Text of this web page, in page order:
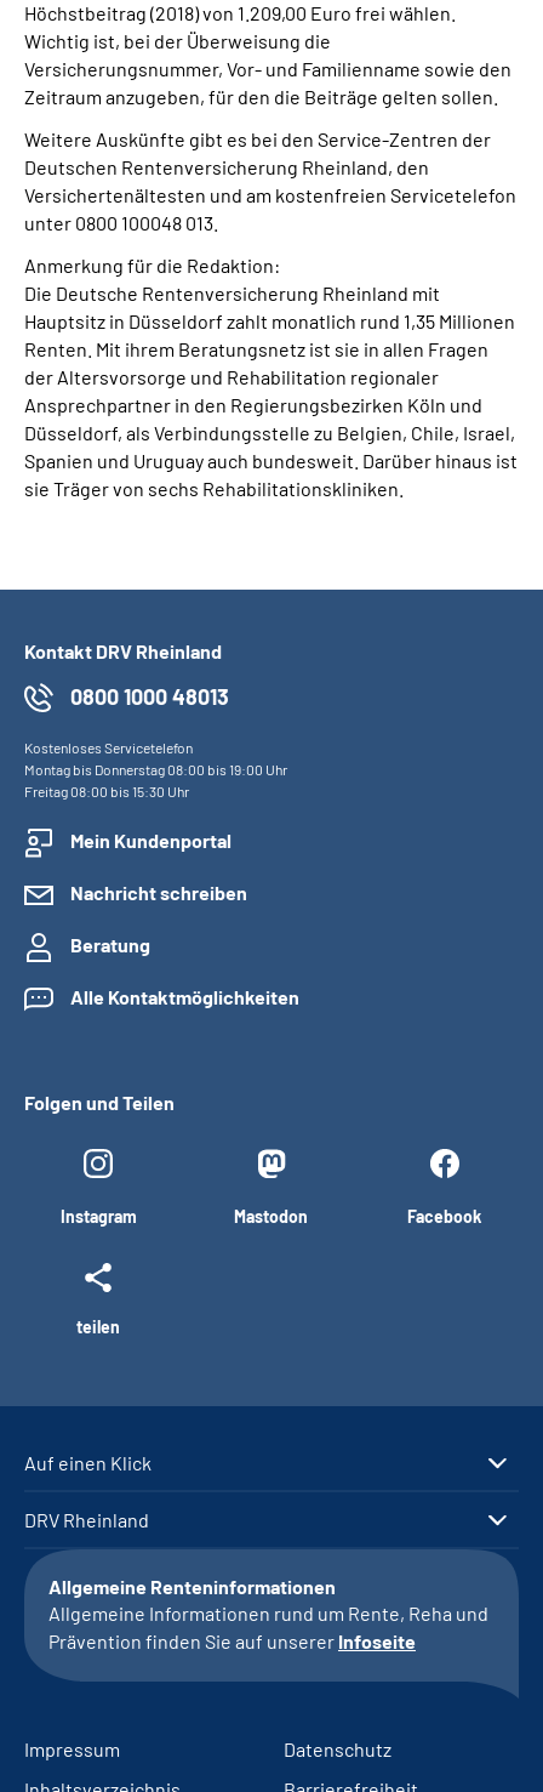
Höchstbeitrag (2018) von 1.209,00 Euro frei wählen.
Wichtig ist, bei der Überweisung die
Versicherungsnummer, Vor- und Familienname sowie den
Zeitraum anzugeben, für den die Beiträge gelten sollen.
Weitere Auskünfte gibt es bei den Service-Zentren der
Deutschen Rentenversicherung Rheinland, den
Versichertenältesten und am kostenfreien Servicetelefon
unter 0800 100048 013.
Anmerkung für die Redaktion:
Die Deutsche Rentenversicherung Rheinland mit
Hauptsitz in Düsseldorf zahlt monatlich rund 1,35 Millionen
Renten. Mit ihrem Beratungsnetz ist sie in allen Fragen
der Altersvorsorge und Rehabilitation regionaler
Ansprechpartner in den Regierungsbezirken Köln und
Düsseldorf, als Verbindungsstelle zu Belgien, Chile, Israel,
Spanien und Uruguay auch bundesweit. Darüber hinaus ist
sie Träger von sechs Rehabilitationskliniken.
Kontakt DRV Rheinland
0800 1000 48013
Kostenloses Servicetelefon
Montag bis Donnerstag 08:00 bis 19:00 Uhr
Freitag 08:00 bis 15:30 Uhr
Mein Kundenportal
Nachricht schreiben
Beratung
Alle Kontaktmöglichkeiten
Folgen und Teilen
Instagram Mastodon Facebook
teilen
Auf einen Klick
DRV Rheinland
Allgemeine Renteninformationen
Allgemeine Informationen rund um Rente, Reha und
Prävention finden Sie auf unserer Infoseite
Impressum
Datenschutz